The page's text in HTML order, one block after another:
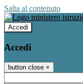
Salta al contenuto
Accedi
Accedi
button close ×